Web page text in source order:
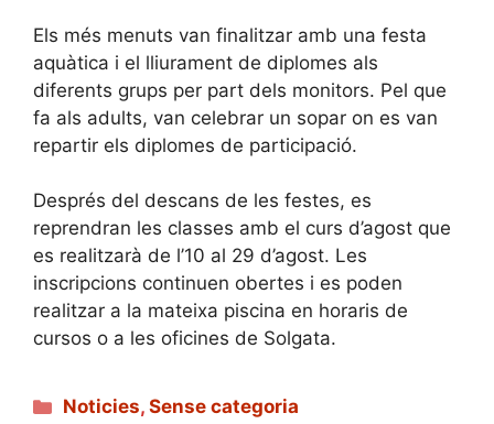
Els més menuts van finalitzar amb una festa
aquàtica i el lliurament de diplomes als
diferents grups per part dels monitors. Pel que
fa als adults, van celebrar un sopar on es van
repartir els diplomes de participació.
Després del descans de les festes, es
reprendran les classes amb el curs d’agost que
es realitzarà de l’10 al 29 d’agost. Les
inscripcions continuen obertes i es poden
realitzar a la mateixa piscina en horaris de
cursos o a les oficines de Solgata.
Categories
Noticies,Sense categoria